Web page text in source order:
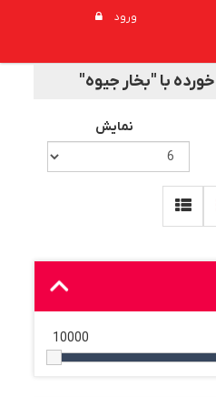
ورود
با "بخار جيوه"
نمایش
10000